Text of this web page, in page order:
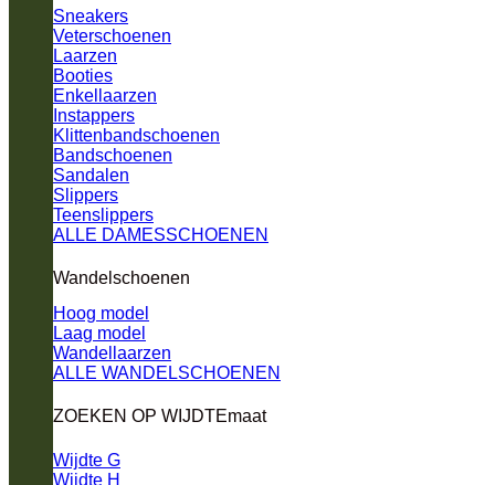
Sneakers
Veterschoenen
Laarzen
Booties
Enkellaarzen
Instappers
Klittenbandschoenen
Bandschoenen
Sandalen
Slippers
Teenslippers
ALLE DAMESSCHOENEN
Wandelschoenen
Hoog model
Laag model
Wandellaarzen
ALLE WANDELSCHOENEN
ZOEKEN OP WIJDTEmaat
Wijdte G
Wijdte H